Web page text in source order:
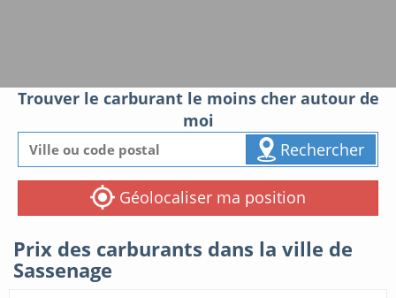
Trouver le carburant le moins cher autour de
moi
Rechercher
Géolocaliser ma position
Prix des carburants dans la ville de
Sassenage